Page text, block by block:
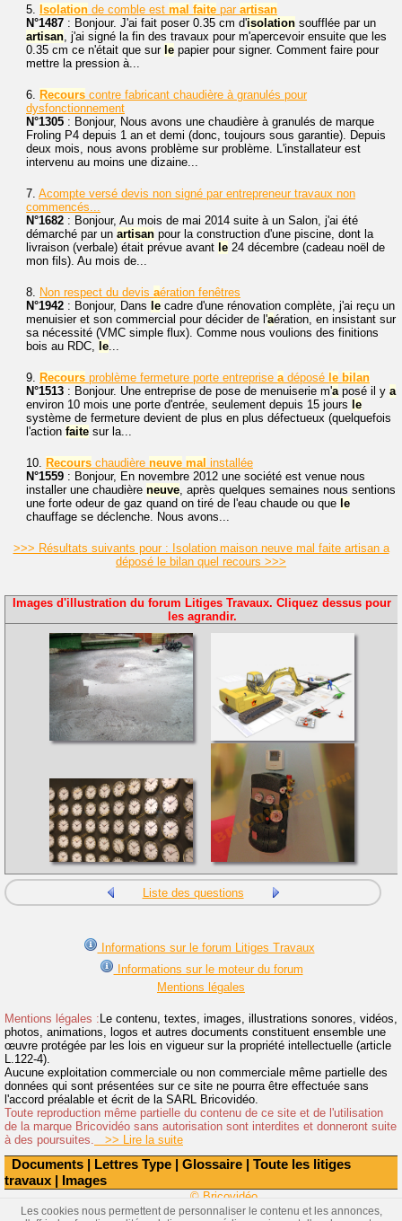
Documents | Lettres Type | Glossaire | Toute les litiges
travaux | Images
5. Isolation de comble est mal faite par artisan
N°1487 : Bonjour. J'ai fait poser 0.35 cm d'isolation soufflée par un
artisan, j'ai signé la fin des travaux pour m'apercevoir ensuite que les
0.35 cm ce n'était que sur le papier pour signer. Comment faire pour
mettre la pression à...
6. Recours contre fabricant chaudière à granulés pour
dysfonctionnement
N°1305 : Bonjour, Nous avons une chaudière à granulés de marque
Froling P4 depuis 1 an et demi (donc, toujours sous garantie). Depuis
deux mois, nous avons problème sur problème. L'installateur est
intervenu au moins une dizaine...
7. Acompte versé devis non signé par entrepreneur travaux non
commencés...
N°1682 : Bonjour, Au mois de mai 2014 suite à un Salon, j'ai été
démarché par un artisan pour la construction d'une piscine, dont la
livraison (verbale) était prévue avant le 24 décembre (cadeau noël de
mon fils). Au mois de...
8. Non respect du devis aération fenêtres
N°1942 : Bonjour, Dans le cadre d'une rénovation complète, j'ai reçu un
menuisier et son commercial pour décider de l'aération, en insistant sur
sa nécessité (VMC simple flux). Comme nous voulions des finitions
bois au RDC, le...
9. Recours problème fermeture porte entreprise adéposé le bilan
N°1513 : Bonjour. Une entreprise de pose de menuiserie m'aposé il y a
environ 10 mois une porte d'entrée, seulement depuis 15 jours le
système de fermeture devient de plus en plus défectueux (quelquefois
l'action faite sur la...
10. Recours chaudière neuve mal installée
N°1559 : Bonjour, En novembre 2012 une société est venue nous
installer une chaudière neuve, après quelques semaines nous sentions
une forte odeur de gaz quand on tiré de l'eau chaude ou que le
chauffage se déclenche. Nous avons...
>>> Résultats suivants pour : Isolation maison neuve mal faite artisan a
déposé le bilan quel recours >>>
Images d'illustration du forum Litiges Travaux. Cliquez dessus pour
les agrandir.
Liste des questions
Informations sur le forum Litiges Travaux
Informations sur le moteur du forum
Mentions légales
Mentions légales :Le contenu, textes, images, illustrations sonores, vidéos,
photos, animations, logos et autres documents constituent ensemble une
œuvre protégée par les lois en vigueur sur la propriété intellectuelle (article
L.122-4).
Aucune exploitation commerciale ou non commerciale même partielle des
données qui sont présentées sur ce site ne pourra être effectuée sans
l'accord préalable et écrit de la SARL Bricovidéo.
Toute reproduction même partielle du contenu de ce site et de l'utilisation
de la marque Bricovidéo sans autorisation sont interdites et donneront suite
à des poursuites.
>> Lire la suite
© Bricovidéo
Les cookies nous permettent de personnaliser le contenu et les annonces,